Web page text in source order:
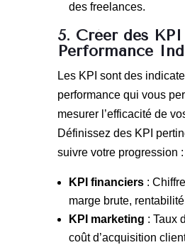
des freelances.
5. Créer des
Performance
Les KPI sont des
performance qui vous
mesurer l’efficacité de
Définissez des KPI
suivre votre progression :
KPI financiers: Chiffre
marge brute,
KPI marketing : Taux
coût d’acquisition